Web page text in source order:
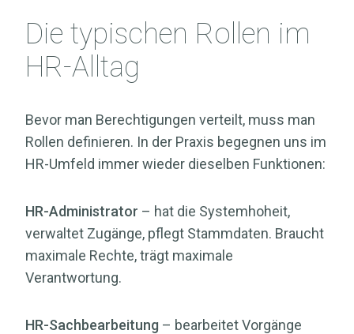
Die typischen Rollen im
HR-Alltag
Bevor man Berechtigungen verteilt, muss man
Rollen definieren. In der Praxis begegnen uns im
HR-Umfeld immer wieder dieselben Funktionen:
HR-Administrator – hat die Systemhoheit,
verwaltet Zugänge, pflegt Stammdaten. Braucht
maximale Rechte, trägt maximale
Verantwortung.
HR-Sachbearbeitung – bearbeitet Vorgänge